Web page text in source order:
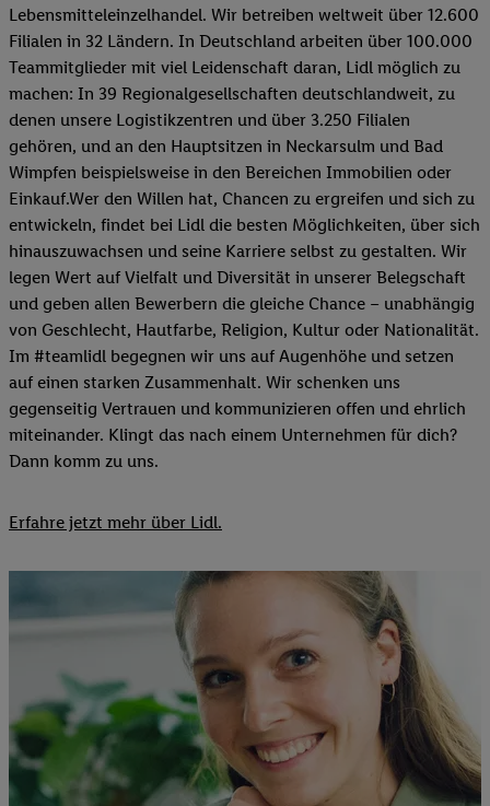
Lebensmitteleinzelhandel. Wir betreiben weltweit über 12.600
Filialen in 32 Ländern. In Deutschland arbeiten über 100.000
Teammitglieder mit viel Leidenschaft daran, Lidl möglich zu
machen: In 39 Regionalgesellschaften deutschlandweit, zu
denen unsere Logistikzentren und über 3.250 Filialen
gehören, und an den Hauptsitzen in Neckarsulm und Bad
Wimpfen beispielsweise in den Bereichen Immobilien oder
Einkauf.Wer den Willen hat, Chancen zu ergreifen und sich zu
entwickeln, findet bei Lidl die besten Möglichkeiten, über sich
hinauszuwachsen und seine Karriere selbst zu gestalten. Wir
legen Wert auf Vielfalt und Diversität in unserer Belegschaft
und geben allen Bewerbern die gleiche Chance – unabhängig
von Geschlecht, Hautfarbe, Religion, Kultur oder Nationalität.
Im #teamlidl begegnen wir uns auf Augenhöhe und setzen
auf einen starken Zusammenhalt. Wir schenken uns
gegenseitig Vertrauen und kommunizieren offen und ehrlich
miteinander. Klingt das nach einem Unternehmen für dich?
Dann komm zu uns.​
Erfahre jetzt mehr über Lidl.